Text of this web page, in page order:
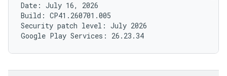
Date: July 16, 2026
Build: CP41.260701.005
Security patch level: July 2026